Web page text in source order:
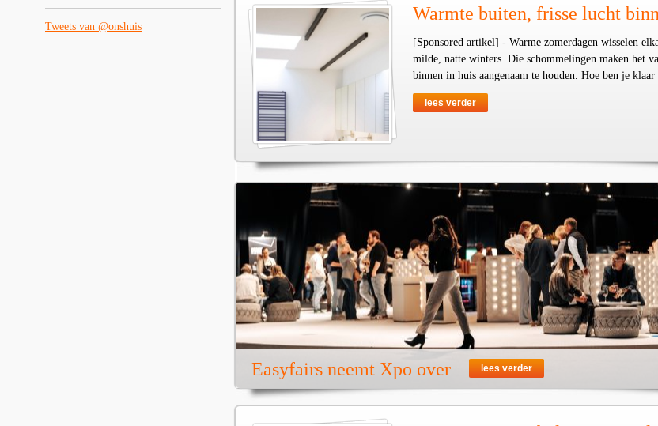
Tweets van @onshuis
Warmte buiten, frisse lucht
[Sponsored artikel] - Warme zomerdagen wisselen
milde, natte winters. Die schommelingen maken het
binnen in huis aangenaam te houden. Hoe ben je
lees verder
Easyfairs neemt Xpo over lees verder